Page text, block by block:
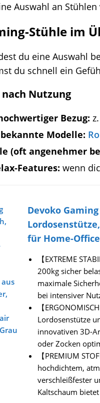
Auswahl an Stühlen
Stühle im
du eine Auswahl
du schnell ein
Nutzung
Bezug:
Modelle:
(oft angenehmer
Features: wenn
Devoko
für Home-
【EXTREME
200kg sicher
maximale
bei intensiver
【
Lordosenstütze
innovativen 3D-
oder Zocken
【PREMIUM
hochdichtem,
verschleißfester
Kaltschaum